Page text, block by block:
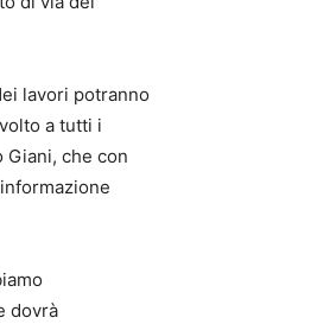
lavori potranno
a tutti i
Giani, che con
dovrà